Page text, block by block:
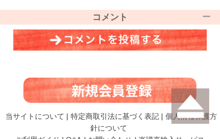
コメント
当サイトについて | 特定商取引法に基づく表記 | 個人情報保護方
針について